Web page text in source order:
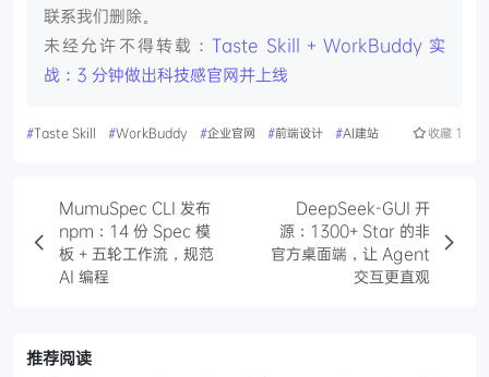
联系我们删除。
未经允许不得转载：Taste Skill + WorkBuddy 实
战：3 分钟做出科技感官网并上线
#Taste Skill #WorkBuddy #企业官网 #前端设计 #AI建站 收藏 1
MumuSpec CLI 发布
npm：14 份 Spec 模
板 + 五轮工作流，规范
AI 编程
DeepSeek-GUI 开
源：1300+ Star 的非
官方桌面端，让 Agent
交互更直观
推荐阅读